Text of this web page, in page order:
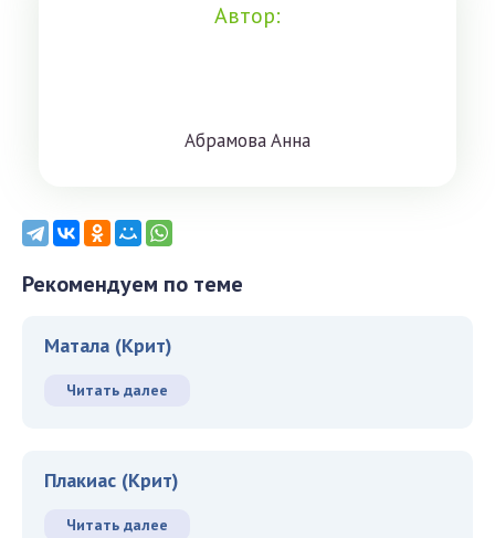
Автор:
Aбрaмoвa Aннa
Рекомендуем по теме
Матала (Крит)
Читать далее
Плакиас (Крит)
Читать далее